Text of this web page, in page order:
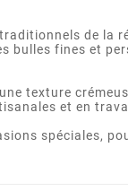
de
bulles fines et
texture
et en
spéciales,